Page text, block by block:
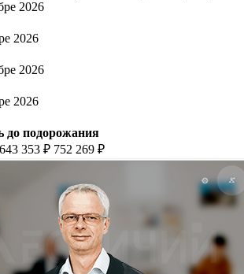
2026
2026
2026
2026
до подорожания
643 353 ₽ 752 269 ₽